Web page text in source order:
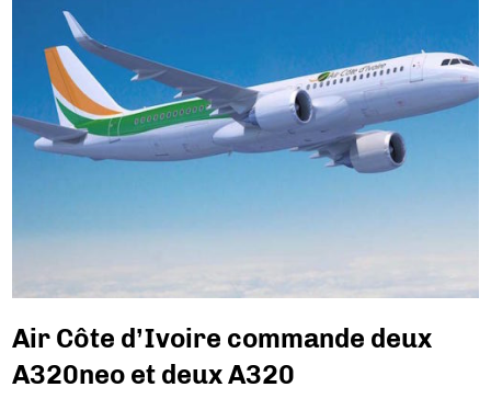
Air Côte d’Ivoire commande deux
A320neo et deux A320